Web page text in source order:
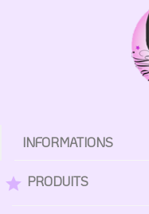
INFORMATIONS
star PRODUITS